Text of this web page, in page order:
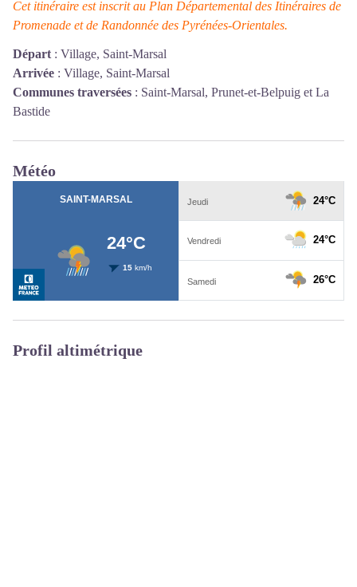
Cet itinéraire est inscrit au Plan Départemental des Itinéraires de
Promenade et de Randonnée des Pyrénées-Orientales.
Départ : Village, Saint-Marsal
Arrivée : Village, Saint-Marsal
Communes traversées : Saint-Marsal, Prunet-et-Belpuig et La
Bastide
Météo
Profil altimétrique